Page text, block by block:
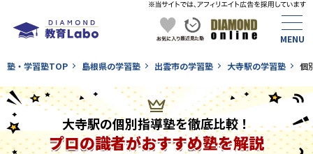
塾・学習塾TOP 島根県の学習塾 出雲市の学習塾 大寺駅の学習塾 個
大寺駅の個別指導塾を徹底比較！
プロの識者がおすすめ塾を解説